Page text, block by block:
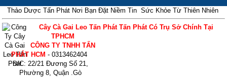
Thảo Dược Tấn Phát Nơi Bạn Đặt Niềm Tin Sức Khỏe Từ Thiên Nhiên
Cây Cà Gai Leo Tấn Phát Tấn Phát Có Trụ Sở Chính Tại
TPHCM
CÔNG TY TNHH TẤN
PHÁT HCM - 0313462404
Đ/C: 22/21 Đương Số 21,
Phường 8, Quận .Gò